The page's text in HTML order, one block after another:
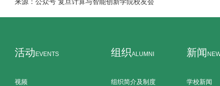
活动 EVENTS
视频
组织ALUMNI
组织简介及制度
新闻
学校新闻